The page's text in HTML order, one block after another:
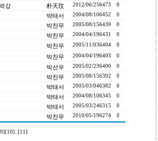
강 朴天玟 2012/06/256473
0
박태서 2004/08/106452
0
박찬무 2005/08/156439
0
박찬무 2004/04/196431
0
박찬무 2005/11/036404
0
박찬무 2004/04/196403 0
박선우 2005/02/236400
0
박찬무 2005/08/156392
0
박태서 2005/03/046382
0
박태서 2004/08/106345
0
박태서 2005/03/246315
0
박찬무 2010/05/196274 0
[10] [11]